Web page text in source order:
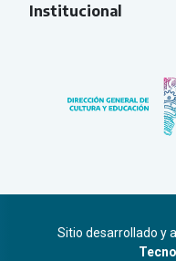
Institucional
Sitio desarrollado y